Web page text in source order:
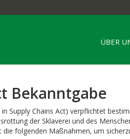
ÜBER
Bekanntgabe
Supply Chains Act) verpflichtet
der Sklaverei und des
folgenden Maßnahmen, um